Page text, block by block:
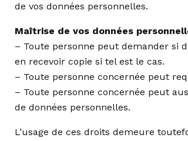
de vos données personnelles.
Maîtrise de vos données
– Toute personne peut demander si
en recevoir copie si tel est le cas.
– Toute personne concernée peut
– Toute personne concernée peut
de données personnelles.
L’usage de ces droits demeure